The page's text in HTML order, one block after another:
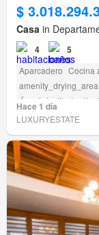
$
Casa in
4 5
Aparcadero Cocina
amenity_drying_area
Área infantil
Jardín
Hace 1 día
LUXURYESTATE